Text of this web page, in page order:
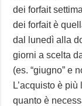
dei forfait
dei forfait è
dal lunedì alla
giorni a scelta
(es. “giugno” e
L’acquisto è
quanto è